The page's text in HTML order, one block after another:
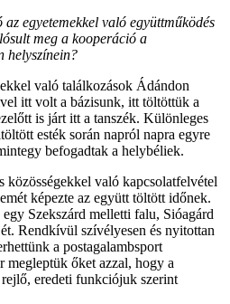
egyetemekkel való együttműködés
meg a kooperáció a
helyszínein?
való találkozások Ádándon
itt volt a bázisunk, itt töltöttük a
is járt itt a tanszék. Különleges
esték során napról napra egyre
befogadtak a helybéliek.
közösségekkel való kapcsolatfelvétel
képezte az együtt töltött időnek.
Szekszárd melletti falu, Sióagárd
Rendkívül szívélyesen és nyitottan
a postagalambsport
megleptük őket azzal, hogy a
eredeti funkciójuk szerint